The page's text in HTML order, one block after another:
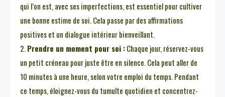
qui l’on est, avec ses imperfections, est essentiel pour cultiver
une bonne estime de soi. Cela passe par des affirmations
positives et un dialogue intérieur bienveillant.
2.Prendre un moment pour soi :Chaque jour, réservez-vous
un petit créneau pour juste être en silence. Cela peut aller de
10 minutes à une heure, selon votre emploi du temps. Pendant
ce temps, éloignez-vous du tumulte quotidien et concentrez-